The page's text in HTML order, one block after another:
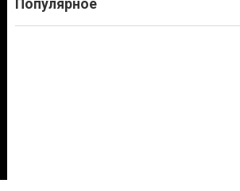
Популярное